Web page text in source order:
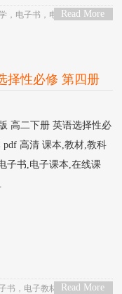
Read More
， 电子书 ， 电子教材 ，电
择性必修 第四册
高二下册 英语选择性必
pdf 高清 课本,教材,教科
子书,电子课本,在线课
Read More
书 ， 电子教材 ，电子版，